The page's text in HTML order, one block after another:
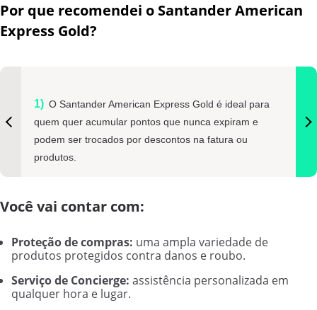
Por que recomendei o Santander American
Express Gold?
O Santander American Express Gold é ideal para
quem quer acumular pontos que nunca expiram e
podem ser trocados por descontos na fatura ou
produtos.
Você vai contar com:
Proteção de compras: uma ampla variedade de
produtos protegidos contra danos e roubo.
Serviço de Concierge: assistência personalizada em
qualquer hora e lugar.